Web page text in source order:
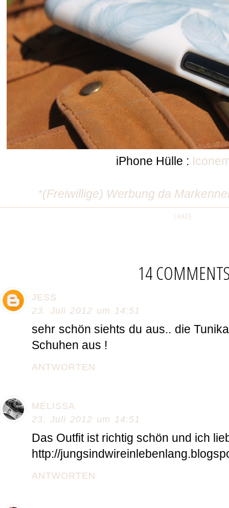
iPhone Hülle :
*(Freiwillige) Werbung da
SHARE:
14
JESS
23. Juli 2012 um 14:51
sehr schön siehts du aus.. die
Schuhen aus !
ANTWORTEN
MELISSA
23. Juli 2012 um 14:51
Das Outfit ist richtig schön und ich
http://
ANTWORTEN